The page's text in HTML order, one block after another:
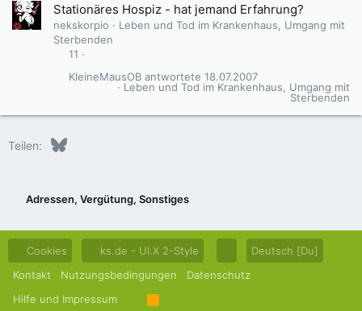
Stationäres Hospiz - hat jemand Erfahrung?
nekskorpio
Leben und Tod im Krankenhaus, Umgang mit
Sterbenden
11
Leben und Tod im Krankenhaus, Umgang mit
Sterbenden
18.07.2007
KleineMausOB
Teilen: Bluesky
Adressen, Vergütung, Sonstiges
Cookies ks.de - UI.X 2-Style
Deutsch [Du]
Kontakt
Nutzungsbedingungen
Datenschutz
Hilfe und Impressum
R